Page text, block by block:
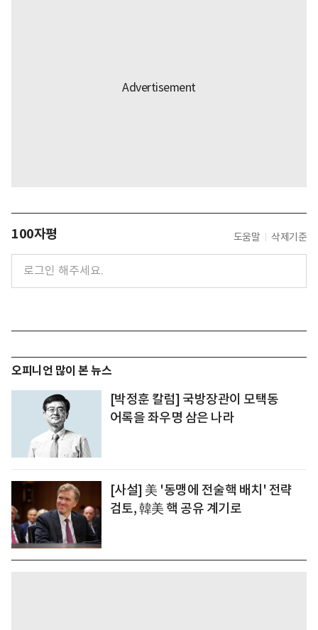
100자평 도움말 삭제기준
오피니언 많이 본 뉴스
[박정훈 칼럼] 국방장관이 모택동
어록을 좌우명 삼은 나라
[사설] 美 '동맹에 전술핵 배치' 전략
검토, 韓美 핵 공유 계기로